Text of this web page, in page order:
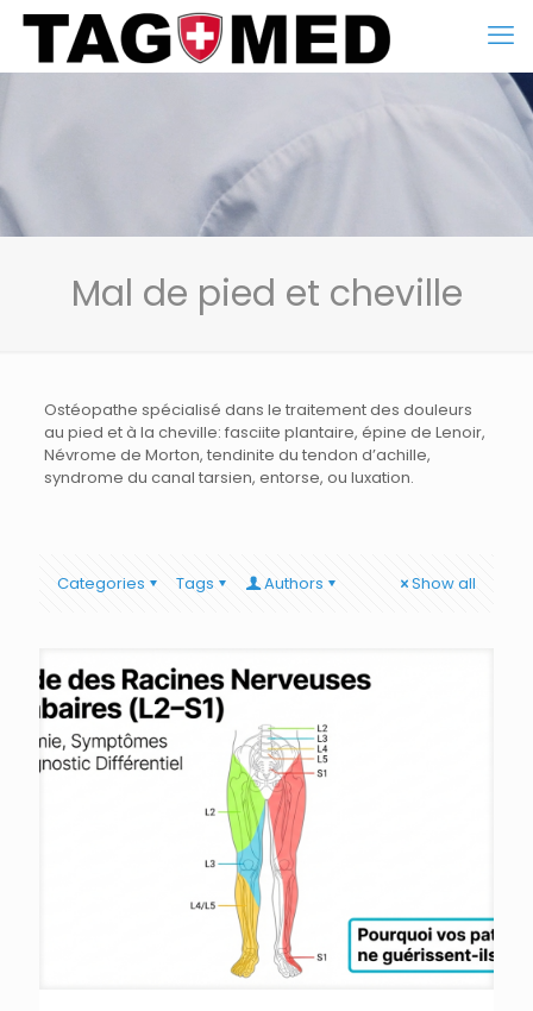
Mal de pied et cheville
Ostéopathe spécialisé dans le traitement des douleurs
au pied et à la cheville: fasciite plantaire, épine de Lenoir,
Névrome de Morton, tendinite du tendon d’achille,
syndrome du canal tarsien, entorse, ou luxation.
Categories Tags Authors Show all